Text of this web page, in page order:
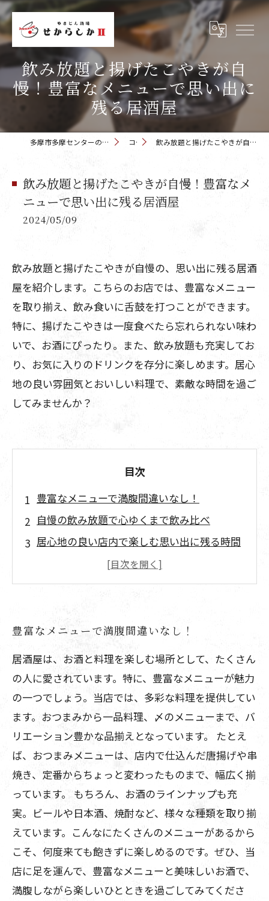
飲み放題と揚げたこやきが自
慢！豊富なメニューで思い出に
残る居酒屋
多摩市多摩センターの居酒屋 せからしか 多摩センター店 コラム 飲み放題と揚げたこやきが自慢！豊富なメニューで思い出に残る居酒屋
飲み放題と揚げたこやきが自慢！豊富なメ
ニューで思い出に残る居酒屋
2024/05/09
飲み放題と揚げたこやきが自慢の、思い出に残る居酒
屋を紹介します。こちらのお店では、豊富なメニュー
を取り揃え、飲み食いに舌鼓を打つことができます。
特に、揚げたこやきは一度食べたら忘れられない味わ
いで、お酒にぴったり。また、飲み放題も充実してお
り、お気に入りのドリンクを存分に楽しめます。居心
地の良い雰囲気とおいしい料理で、素敵な時間を過ご
してみませんか？
目次
豊富なメニューで満腹間違いなし！
自慢の飲み放題で心ゆくまで飲み比べ
居心地の良い店内で楽しむ思い出に残る時間
揚げたこやきが絶品！他にもオリジナル料理
が充実
豊富なメニューで満腹間違いなし！
居酒屋は、お酒と料理を楽しむ場所として、たくさん
の人に愛されています。特に、豊富なメニューが魅力
の一つでしょう。当店では、多彩な料理を提供してい
ます。おつまみから一品料理、〆のメニューまで、バ
リエーション豊かな品揃えとなっています。 たとえ
ば、おつまみメニューは、店内で仕込んだ唐揚げや串
焼き、定番からちょっと変わったものまで、幅広く揃
っています。 もちろん、お酒のラインナップも充
実。ビールや日本酒、焼酎など、様々な種類を取り揃
えています。こんなにたくさんのメニューがあるから
こそ、何度来ても飽きずに楽しめるのです。ぜひ、当
店に足を運んで、豊富なメニューと美味しいお酒で、
満腹しながら楽しいひとときを過ごしてみてくださ